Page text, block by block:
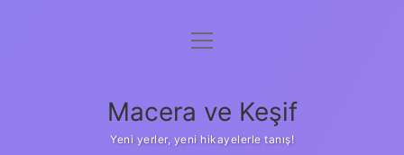
Anasayfa
Yasal Uyarı
menüyü
Macera ve Keşif
Yeni yerler, yeni hikayelerle tanış!